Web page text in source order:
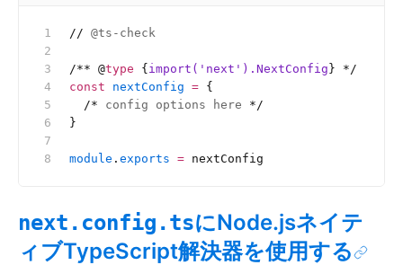
// @ts-check
/** @type { import('next').NextConfig } */
const nextConfig = {
  /*
config options here */
}
module . exports = nextConfig
next.config.tsにNode.jsネイテ
ィブTypeScript解決器を使用する